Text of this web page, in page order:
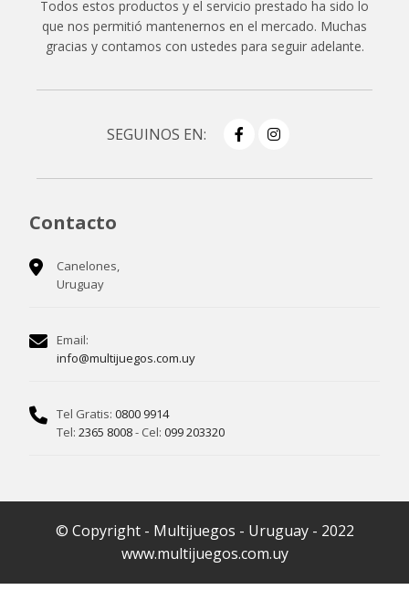
Todos estos productos y el servicio prestado ha sido lo
que nos permitió mantenernos en el mercado. Muchas
gracias y contamos con ustedes para seguir adelante.
SEGUINOS EN:
Contacto
Canelones,
Uruguay
Email:
info@multijuegos.com.uy
Tel Gratis: 0800 9914
Tel: 2365 8008- Cel: 099 203320
© Copyright - Multijuegos - Uruguay - 2022
www.multijuegos.com.uy